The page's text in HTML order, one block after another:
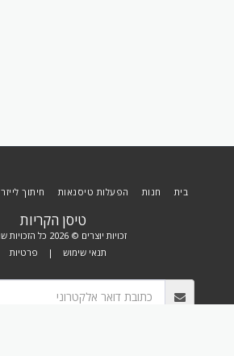
טיסן הקריות
זכויות יוצרים © 2026 כל הזכויות שמורות
תנאי שימוש | פרטיות
בית חנות הפעלות טיסנאות חיתוך לייזר